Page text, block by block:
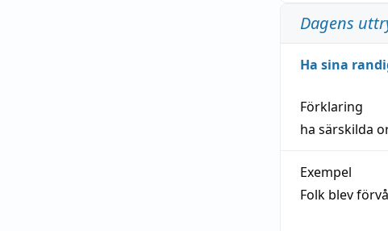
Dagens
Ha sina
Förklaring
ha särskilda
Exempel
Folk blev